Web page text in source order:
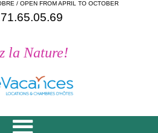
/ OPEN FROM APRIL TO OCTOBER
la Nature!